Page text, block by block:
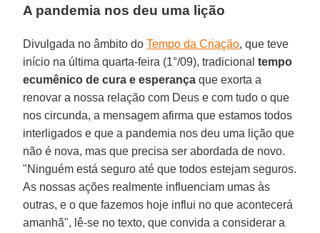
A pandemia nos deu uma lição
Divulgada no âmbito doTempo da Criação, que teve
início na última quarta-feira (1°/09), tradicionaltempo
ecumênico de cura e esperança que exorta a
renovar a nossa relação com Deus e com tudo o que
nos circunda, a mensagem afirma que estamos todos
interligados e que a pandemia nos deu uma lição que
não é nova, mas que precisa ser abordada de novo.
"Ninguém está seguro até que todos estejam seguros.
As nossas ações realmente influenciam umas às
outras, e o que fazemos hoje influi no que acontecerá
amanhã", lê-se no texto, que convida a considerar a